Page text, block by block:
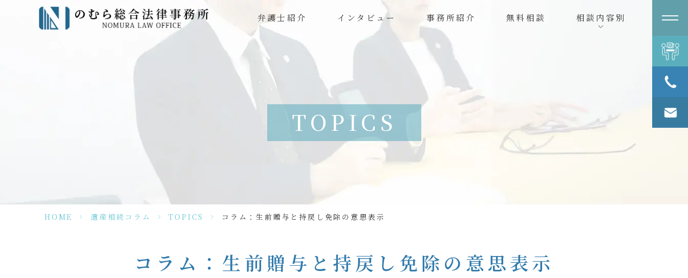
弁護士紹介 インタビュー 事務所紹介 無料相談 相談内容別
TOPICS
HOME > 遺産相続コラム > TOPICS > コラム：生前贈与と持戻し免除の意思表示
コラム：生前贈与と持戻し免除の意思表示
無料相談
3370